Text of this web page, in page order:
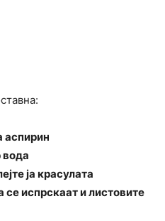
аспирин
вода
ја красулата
се испрскаат и листовите